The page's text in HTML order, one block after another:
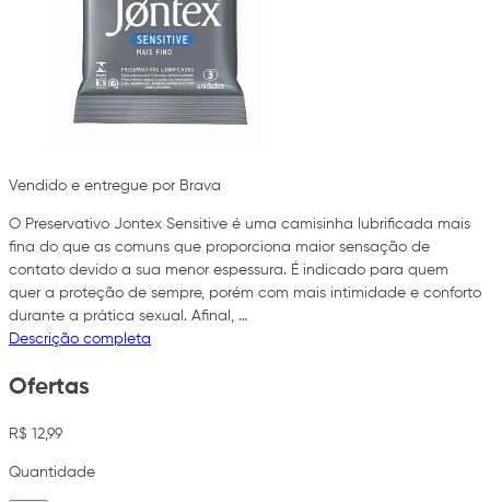
Vendido e entregue por Brava
O Preservativo Jontex Sensitive é uma camisinha lubrificada mais
fina do que as comuns que proporciona maior sensação de
contato devido a sua menor espessura. É indicado para quem
quer a proteção de sempre, porém com mais intimidade e conforto
durante a prática sexual. Afinal, …
Descrição completa
Ofertas
R$ 12,99
Quantidade